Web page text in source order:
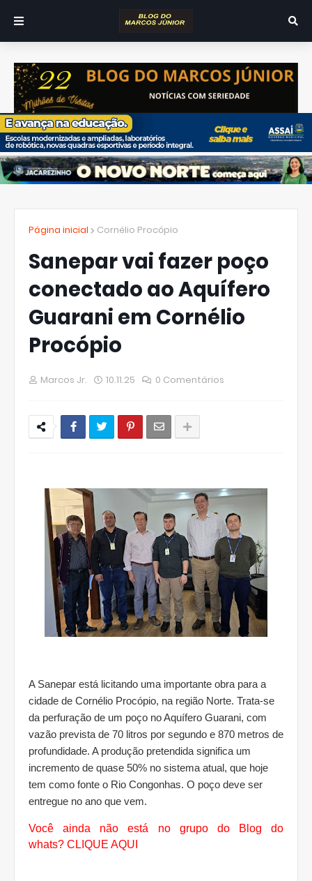
Página inicial Cornélio Procópio
Sanepar vai fazer poço
conectado ao Aquífero
Guarani em Cornélio
Procópio
Marcos Jr. 10.11.25 0 Comentários
A Sanepar está licitando uma importante obra para a
cidade de Cornélio Procópio, na região Norte. Trata-se
da perfuração de um poço no Aquífero Guarani, com
vazão prevista de 70 litros por segundo e 870 metros de
profundidade. A produção pretendida significa um
incremento de quase 50% no sistema atual, que hoje
tem como fonte o Rio Congonhas. O poço deve ser
entregue no ano que vem.
Você ainda não está no grupo do Blog do
whats? CLIQUE AQUI